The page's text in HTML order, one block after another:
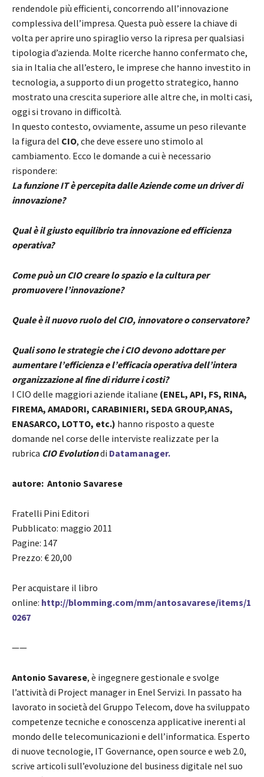
rendendole più efficienti, concorrendo all’innovazione
complessiva dell’impresa. Questa può essere la chiave di
volta per aprire uno spiraglio verso la ripresa per qualsiasi
tipologia d’azienda. Molte ricerche hanno confermato che,
sia in Italia che all’estero, le imprese che hanno investito in
tecnologia, a supporto di un progetto strategico, hanno
mostrato una crescita superiore alle altre che, in molti casi,
oggi si trovano in difficoltà.
In questo contesto, ovviamente, assume un peso rilevante
la figura del CIO, che deve essere uno stimolo al
cambiamento. Ecco le domande a cui è necessario
rispondere:
La funzione IT è percepita dalle Aziende come un driver di
innovazione?
Qual è il giusto equilibrio tra innovazione ed efficienza
operativa?
Come può un CIO creare lo spazio e la cultura per
promuovere l’innovazione?
Quale è il nuovo ruolo del CIO, innovatore o conservatore?
Quali sono le strategie che i CIO devono adottare per
aumentare l’efficienza e l’efficacia operativa dell’intera
organizzazione al fine di ridurre i costi?
I CIO delle maggiori aziende italiane (ENEL, API, FS, RINA,
FIREMA, AMADORI, CARABINIERI, SEDA GROUP,ANAS,
ENASARCO, LOTTO, etc.) hanno risposto a queste
domande nel corse delle interviste realizzate per la
rubrica CIO Evolutiondi Datamanager.
autore: Antonio Savarese
Fratelli Pini Editori
Pubblicato: maggio 2011
Pagine: 147
Prezzo: € 20,00
Per acquistare il libro
online: http://blomming.com/mm/antosavarese/items/1
0267
——
Antonio Savarese, è ingegnere gestionale e svolge
l’attività di Project manager in Enel Servizi. In passato ha
lavorato in società del Gruppo Telecom, dove ha sviluppato
competenze tecniche e conoscenza applicative inerenti al
mondo delle telecomunicazioni e dell’informatica. Esperto
di nuove tecnologie, IT Governance, open source e web 2.0,
scrive articoli sull’evoluzione del business digitale nel suo